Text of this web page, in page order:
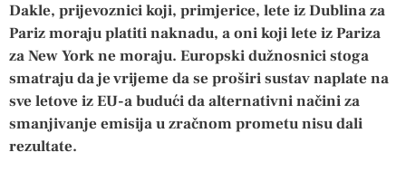
Dakle, prijevoznici koji, primjerice, lete iz Dublina za
Pariz moraju platiti naknadu, a oni koji lete iz Pariza
za New York ne moraju. Europski dužnosnici stoga
smatraju da je vrijeme da se proširi sustav naplate na
sve letove iz EU-a budući da alternativni načini za
smanjivanje emisija u zračnom prometu nisu dali
rezultate.